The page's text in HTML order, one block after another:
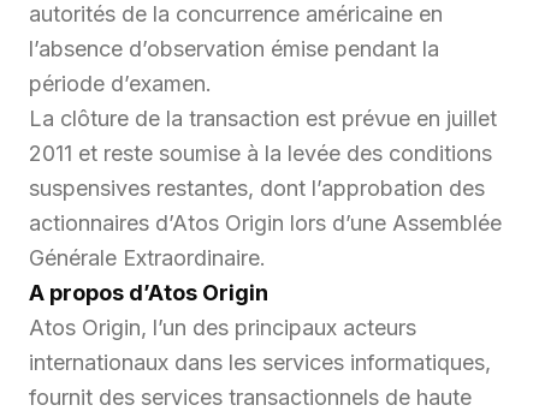
autorités de la concurrence américaine en
l’absence d’observation émise pendant la
période d’examen.
La clôture de la transaction est prévue en juillet
2011 et reste soumise à la levée des conditions
suspensives restantes, dont l’approbation des
actionnaires d’Atos Origin lors d’une Assemblée
Générale Extraordinaire.
A propos d’Atos Origin
Atos Origin, l’un des principaux acteurs
internationaux dans les services informatiques,
fournit des services transactionnels de haute